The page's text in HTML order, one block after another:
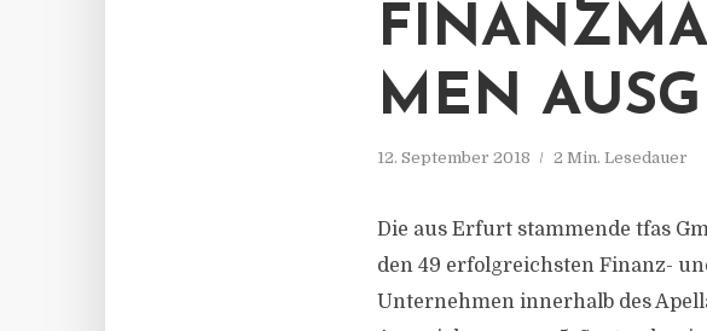
MEN
12. September 2018 2 Min. Lesedauer
Die aus Erfurt stammende tfas
den 49 erfolgreichsten Finanz-
Unternehmen innerhalb des